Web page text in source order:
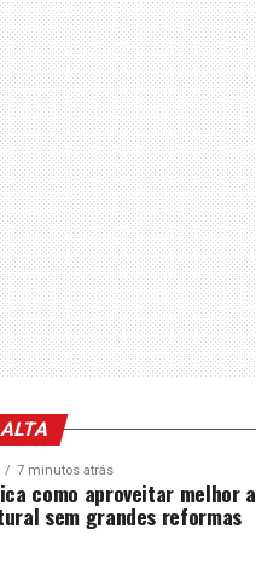
7 minutos atrás
como aproveitar melhor a
sem grandes reformas